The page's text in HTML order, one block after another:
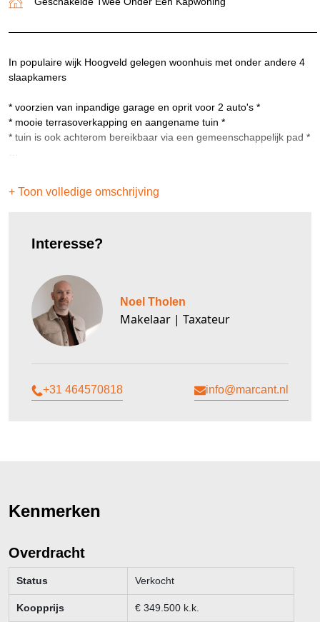
In populaire wijk Hoogveld gelegen woonhuis met onder andere 4
slaapkamers
* voorzien van inpandige garage en oprit voor 2 auto's *
* mooie terrasoverkapping en aangename tuin *
* tuin is ook achterom bereikbaar via een gemeenschappelijk pad *
De living bestaat uit een keuken aan straatzijde en een ruimtelijk
vaatwasser en kookplaat. De zitkamer is verrassend ruimtelijk en
omsloten tuin (tevens bereiken via een gemeenschappelijk
achterpad.
Aan straatzijde is zijn 2 parkeerplaatsen gerealiseerd en de woning
biedt een inpandige garage.
Centrale overloop met 3 ruime en goed in te delen slaapkamers en
eveneens ruim van opzet en goed in te delen.
- rustige ligging aan autoluwe straat
eigenschappen
- trapkast in woonkamer voor extra bergruimte
- uitstekend aanbod van voorzieningen zoals basisschool,
+ Toon volledige omschrijving
Interesse?
Noel Tholen
Makelaar | Taxateur
+31 464570818 info@marcant.nl
Kenmerken
Overdracht
Status Verkocht
Koopprijs €349.500 k.k.